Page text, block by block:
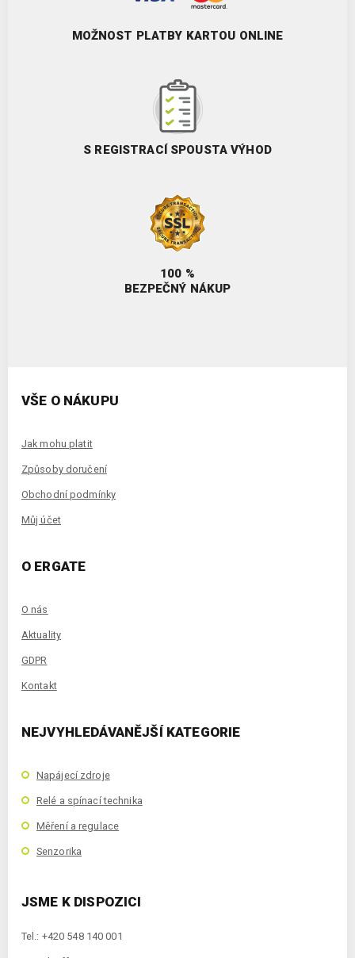
MOŽNOST PLATBY KARTOU ONLINE
S REGISTRACÍ SPOUSTA VÝHOD
100 %
BEZPEČNÝ NÁKUP
VŠE O NÁKUPU
Jak mohu platit
Způsoby doručení
Obchodní podmínky
Můj účet
O ERGATE
O nás
Aktuality
GDPR
Kontakt
NEJVYHLEDÁVANĚJŠÍ KATEGORIE
Napájecí zdroje
Relé a spínací technika
Měření a regulace
Senzorika
JSME K DISPOZICI
Tel.: +420 548 140 001